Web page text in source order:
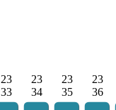
23
33
23
34
23
35
23
36